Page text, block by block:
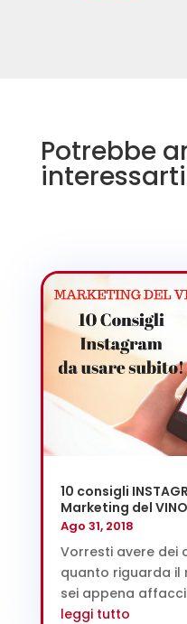
Potrebbe
10 consigli
Marketing del
Ago 31, 2018
Vorresti avere dei
quanto riguarda il
sei appena
leggi tutto